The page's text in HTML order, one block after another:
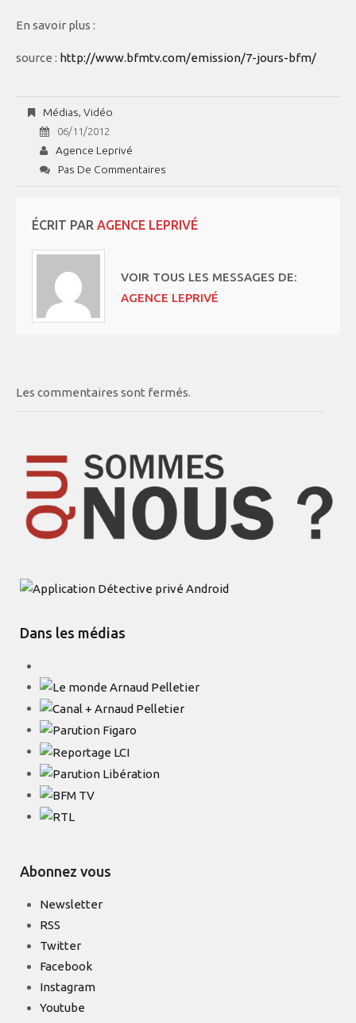
En savoir plus :
source : http://www.bfmtv.com/emission/7-jours-bfm/
Médias, Vidéo
06/11/2012
Agence Leprivé
Pas De Commentaires
ÉCRIT PAR AGENCE LEPRIVÉ
VOIR TOUS LES MESSAGES DE:
AGENCE LEPRIVÉ
Les commentaires sont fermés.
Dans les médias
Abonnez vous
Newsletter
RSS
Twitter
Facebook
Instagram
Youtube